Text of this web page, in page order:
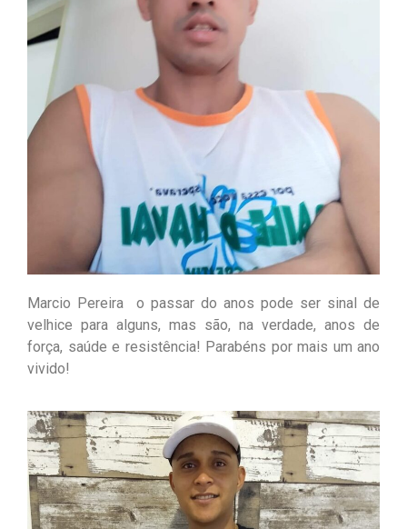
Marcio Pereira o passar do anos pode ser sinal de
velhice para alguns, mas são, na verdade, anos de
força, saúde e resistência! Parabéns por mais um ano
vivido!